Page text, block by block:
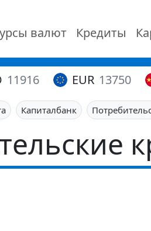
валют Кредиты
11916 EUR 13750
Капиталбанк